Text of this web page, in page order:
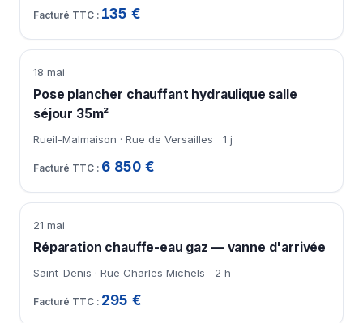
135 €
18 mai
Pose plancher chauffant hydraulique salle
séjour 35m²
Rueil-Malmaison · Rue de Versailles 1 j
6 850 €
21 mai
Réparation chauffe-eau gaz — vanne d'arrivée
Saint-Denis · Rue Charles Michels 2 h
295 €